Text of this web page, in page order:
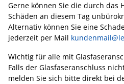
Gerne können Sie die durch das
Schäden an diesem Tag
Alternativ können Sie eine
jederzeit per Mail
Wichtig für alle mit
Falls der Glasfaseranschluss
melden Sie sich bitte direkt bei